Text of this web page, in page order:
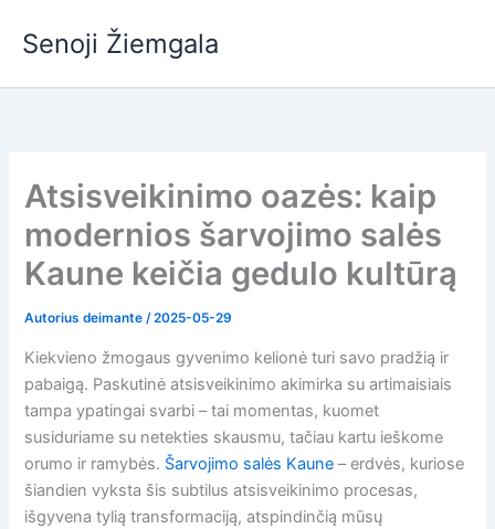
prieSenoji Žiemgala
Atsisveikinimo oazės: kaip
modernios šarvojimo salės
Kaune keičia gedulo kultūrą
Autorius deimante/2025-05-29
Kiekvieno žmogaus gyvenimo kelionė turi savo pradžią ir
pabaigą. Paskutinė atsisveikinimo akimirka su artimaisiais
tampa ypatingai svarbi – tai momentas, kuomet
susiduriame su netekties skausmu, tačiau kartu ieškome
orumo ir ramybės. Šarvojimo salės Kaune – erdvės, kuriose
šiandien vyksta šis subtilus atsisveikinimo procesas,
išgyvena tylią transformaciją, atspindinčią mūsų